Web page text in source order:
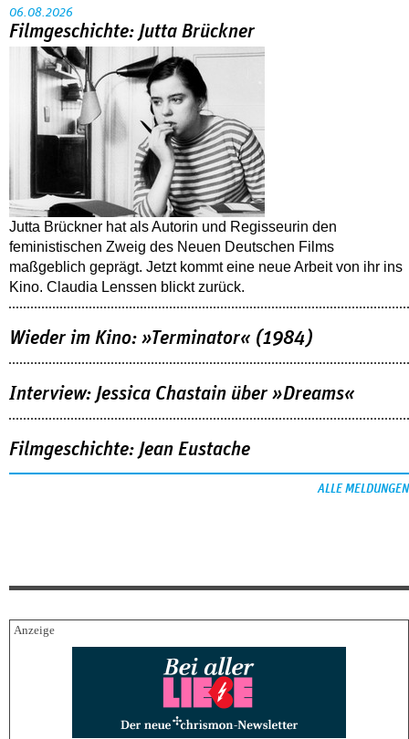
06.08.2026
Filmgeschichte: Jutta Brückner
Jutta Brückner hat als Autorin und Regisseurin den
feministischen Zweig des Neuen Deutschen Films
maßgeblich geprägt. Jetzt kommt eine neue Arbeit von ihr ins
Kino. Claudia Lenssen blickt zurück.
Wieder im Kino: »Terminator« (1984)
Interview: Jessica Chastain über »Dreams«
Filmgeschichte: Jean Eustache
ALLE MELDUNGEN